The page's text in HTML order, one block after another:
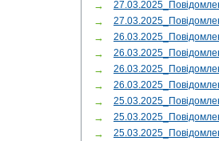
→
→
→
→
→
→
→
→
→